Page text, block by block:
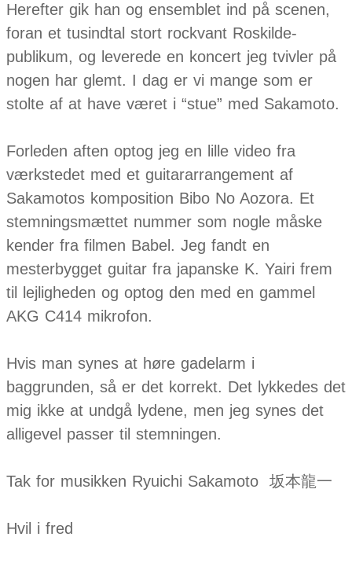
Herefter gik han og ensemblet ind på scenen,
foran et tusindtal stort rockvant Roskilde-
publikum, og leverede en koncert jeg tvivler på
nogen har glemt. I dag er vi mange som er
stolte af at have været i “stue” med Sakamoto.
Forleden aften optog jeg en lille video fra
værkstedet med et guitararrangement af
Sakamotos komposition Bibo No Aozora. Et
stemningsmættet nummer som nogle måske
kender fra filmen Babel. Jeg fandt en
mesterbygget guitar fra japanske K. Yairi frem
til lejligheden og optog den med en gammel
AKG C414 mikrofon.
Hvis man synes at høre gadelarm i
baggrunden, så er det korrekt. Det lykkedes det
mig ikke at undgå lydene, men jeg synes det
alligevel passer til stemningen.
Tak for musikken Ryuichi Sakamoto 坂本龍一
Hvil i fred